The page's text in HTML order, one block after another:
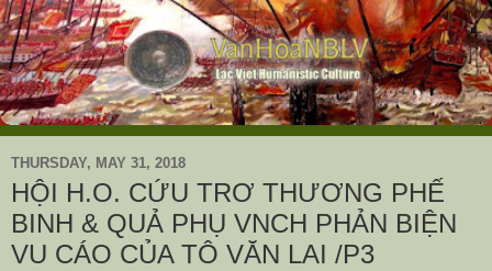
THURSDAY, MAY 31, 2018
HỘI H.O. CỨU TRƠ THƯƠNG PHẾ
BINH & QUẢ PHỤ VNCH PHẢN BIỆN
VU CÁO CỦA TÔ VĂN LAI /P3